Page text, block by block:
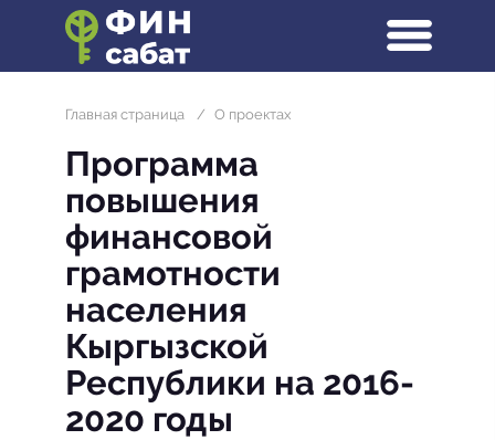
Главная страница / О проектах
Программа
повышения
финансовой
грамотности
населения
Кыргызской
Республики на 2016-
2020 годы